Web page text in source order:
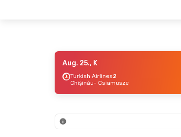
Aug. 25., K
Turkish Airlines2
Chișinău- Csiamusze